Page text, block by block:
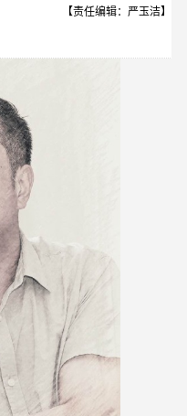
【责任编辑：严玉洁】